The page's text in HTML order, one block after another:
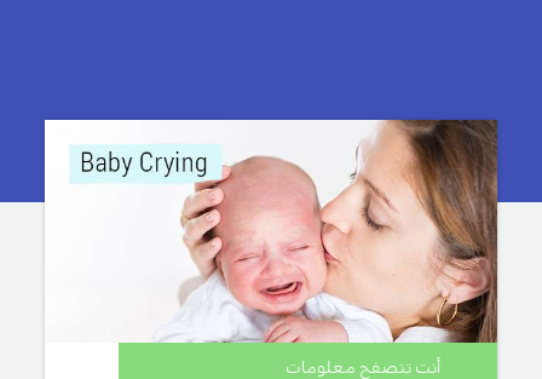
أنت تتصفح معلومات